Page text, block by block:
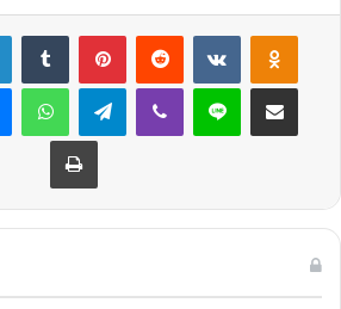
LinkedInTumblr PinterestReddit VKontakte
MessengerWhatsAppTelegramViber Line E-Posta ile
Yazdır